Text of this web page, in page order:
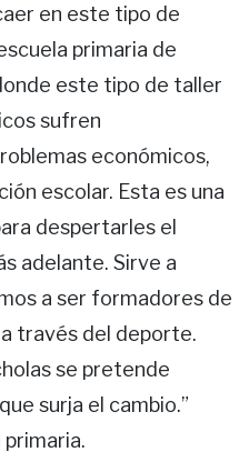
en este tipo de
primaria de
este tipo de taller
sufren
económicos,
escolar. Esta es una
despertarles el
adelante. Sirve a
a ser formadores de
través del deporte.
se pretende
surja el cambio.”